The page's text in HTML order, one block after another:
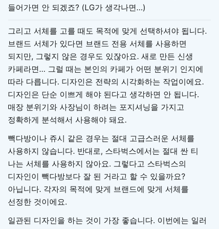
들어가면 안 되겠죠? (LG가 생각나면…)
그리고 서체를 고를 때도 목적에 맞게 선택하셔야 됩니다.
브랜드 서체가 있다면 브랜드 전용 서체를 사용하면
되지만, 그렇지 않은 경우도 있잖아요. 새로 만든 신생
카페라면… 그럴 때는 본인의 카페가 어떤 분위기 인지에
따라 다릅니다. 디자인은 전략의 시각화하는 작업이에요.
디자인은 단순 이쁘게 해야 된다고 생각하면 안 됩니다.
매장 분위기와 사장님이 하려는 포지셔닝을 가지고
정확하게 분석해서 사용해야 돼요.
빽다방이나 쥬시 같은 경우는 절대 고급스러운 서체를
사용하지 않습니다. 반대로, 스타벅스에서는 절대 싼 티
나는 서체를 사용하지 않아요. 그렇다고 스타벅스의
디자인이 빽다방보다 잘 된 거라고 할 수 있을까요?
아닙니다. 각자의 목적에 맞게 브랜드에 맞게 서체를
선정한 것이에요.
일관된 디자인을 하는 것이 가장 좋습니다. 이번에는 일러